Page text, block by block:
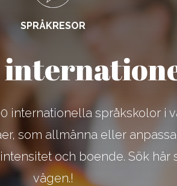
Law
Allmänna & Student
Språkresor för 50+
Språkkurser för arbetet
Språkkurser för lärare
Språkresor för ungdomar
Studieresor
Online
SPRÅKRESOR
internationella språkskolor i
som allmänna eller
och boende. Sök
vägen.!